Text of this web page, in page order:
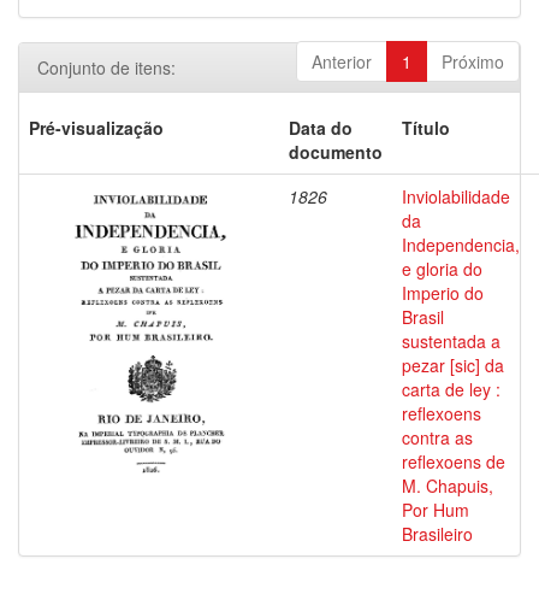
Anterior 1 Próximo
Conjunto de itens:
Pré-visualização
Data do
documento
Título
1826
Inviolabilidade
da
Independencia,
e gloria do
Imperio do
Brasil
sustentada a
pezar [sic] da
carta de ley :
reflexoens
contra as
reflexoens de
M. Chapuis,
Por Hum
Brasileiro